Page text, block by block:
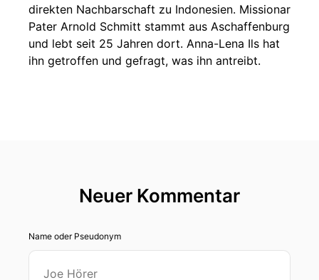
direkten Nachbarschaft zu Indonesien. Missionar
Pater Arnold Schmitt stammt aus Aschaffenburg
und lebt seit 25 Jahren dort. Anna-Lena Ils hat
ihn getroffen und gefragt, was ihn antreibt.
Neuer Kommentar
Name oder Pseudonym